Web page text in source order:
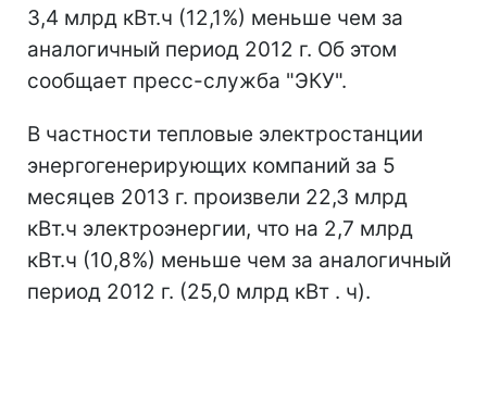
3,4 млрд кВт.ч (12,1%) меньше чем за
аналогичный период 2012 г. Об этом
сообщает пресс-служба "ЭКУ".
В частности тепловые электростанции
энергогенерирующих компаний за 5
месяцев 2013 г. произвели 22,3 млрд
кВт.ч электроэнергии, что на 2,7 млрд
кВт.ч (10,8%) меньше чем за аналогичный
период 2012 г. (25,0 млрд кВт . ч).